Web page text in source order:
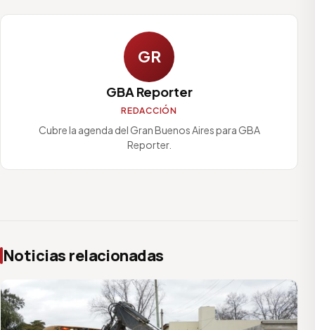
GR
GBA Reporter
REDACCIÓN
Cubre la agenda del Gran Buenos Aires para GBA
Reporter.
Noticias relacionadas